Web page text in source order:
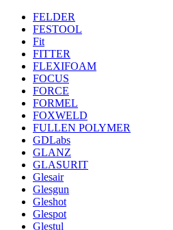
FELDER
FESTOOL
Fit
FITTER
FLEXIFOAM
FOCUS
FORCE
FORMEL
FOXWELD
FULLEN POLYMER
GDLabs
GLANZ
GLASURIT
Glesair
Glesgun
Gleshot
Glespot
Glestul